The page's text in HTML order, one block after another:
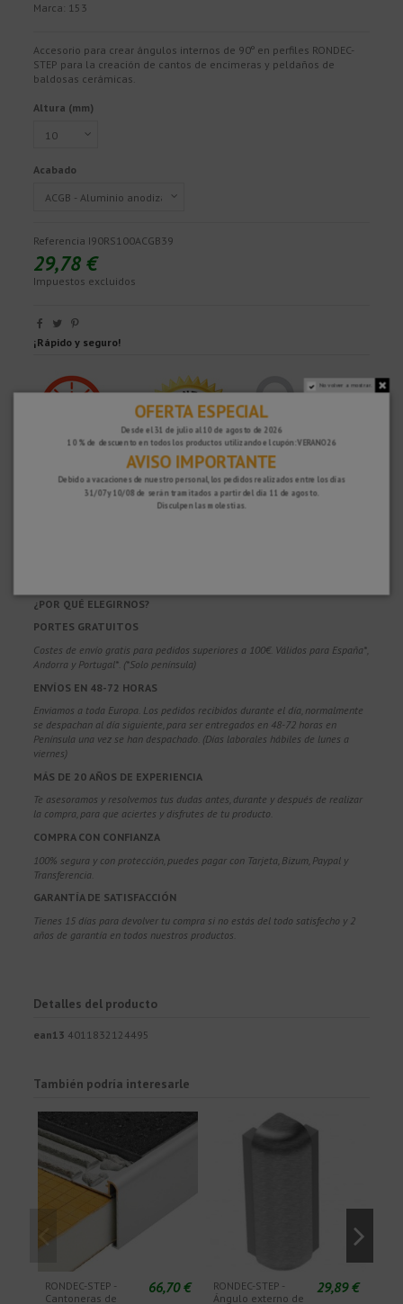
Marca: 153
Accesorio para crear ángulos internos de 90º en perfiles RONDEC-
STEP para la creación de cantos de encimeras y peldaños de
baldosas cerámicas.
Altura (mm)
Acabado
Referencia I90RS100ACGB39
29,78 €
Impuestos excluidos
¡Rápido y seguro!
¿POR QUÉ ELEGIRNOS?
PORTES GRATUITOS
Costes de envío gratis para pedidos superiores a 100€. Válidos para España*,
Andorra y Portugal*. (*Solo península)
ENVÍOS EN 48-72 HORAS
Enviamos a toda Europa. Los pedidos recibidos durante el día, normalmente
se despachan al día siguiente, para ser entregados en 48-72 horas en
Península una vez se han despachado. (Días laborales hábiles de lunes a
viernes)
MÁS DE 20 AÑOS DE EXPERIENCIA
Te asesoramos y resolvemos tus dudas antes, durante y después de realizar
la compra, para que aciertes y disfrutes de tu producto.
COMPRA CON CONFIANZA
100% segura y con protección, puedes pagar con Tarjeta, Bizum, Paypal y
Transferencia.
GARANTÍA DE SATISFACCIÓN
Tienes 15 días para devolver tu compra si no estás del todo satisfecho y 2
años de garantía en todos nuestros productos.
Detalles del producto
ean13 4011832124495
También podría interesarle
RONDEC-STEP -
Cantoneras de
66,70 €
RONDEC-STEP -
Ángulo externo de
29,89 €
No volver a mostrar.
OFERTA ESPECIAL
Desde el 31 de julio al 10 de agosto de 2026
10 % de descuento en todos los productos utilizando el cupón: VERANO26
AVISO IMPORTANTE
Debido a vacaciones de nuestro personal, los pedidos realizados entre los días
31/07 y 10/08 de serán tramitados a partir del día 11 de agosto.
Disculpen las molestias.